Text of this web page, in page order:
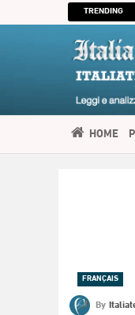
TRENDING
HOME
FRANÇAIS
By